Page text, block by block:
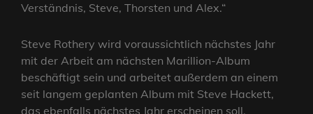
Verständnis, Steve, Thorsten und Alex.“
Steve Rothery wird voraussichtlich nächstes Jahr
mit der Arbeit am nächsten Marillion-Album
beschäftigt sein und arbeitet außerdem an einem
seit langem geplanten Album mit Steve Hackett,
das ebenfalls nächstes Jahr erscheinen soll.